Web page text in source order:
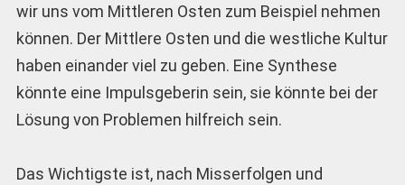
wir uns vom Mittleren Osten zum Beispiel nehmen
können. Der Mittlere Osten und die westliche Kultur
haben einander viel zu geben. Eine Synthese
könnte eine Impulsgeberin sein, sie könnte bei der
Lösung von Problemen hilfreich sein.
Das Wichtigste ist, nach Misserfolgen und